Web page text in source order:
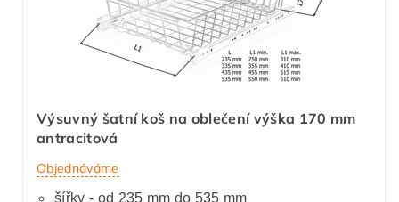
Výsuvný šatní koš na oblečení výška 170 mm
antracitová
Objednáváme
šířky - od 235 mm do 535 mm